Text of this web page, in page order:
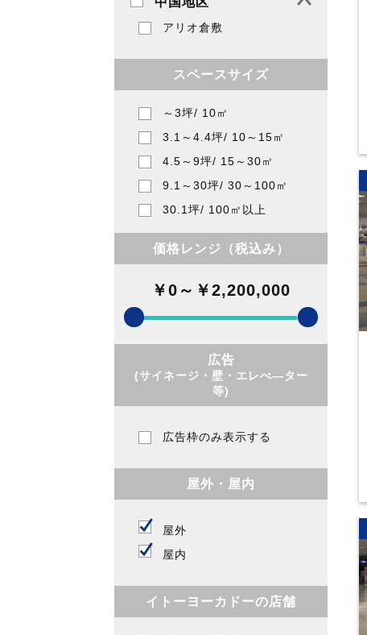
アリオ倉敷
スペースサイズ
～3坪/ 10㎡
3.1～4.4坪/ 10～15㎡
4.5～9坪/ 15～30㎡
9.1～30坪/ 30～100㎡
30.1坪/ 100㎡以上
価格レンジ（税込み）
￥0 ～ ￥2,200,000
広告
(サイネージ・壁・エレべ―ター
等)
広告枠のみ表示する
屋外・屋内
屋外
屋内
イトーヨーカドーの店舗